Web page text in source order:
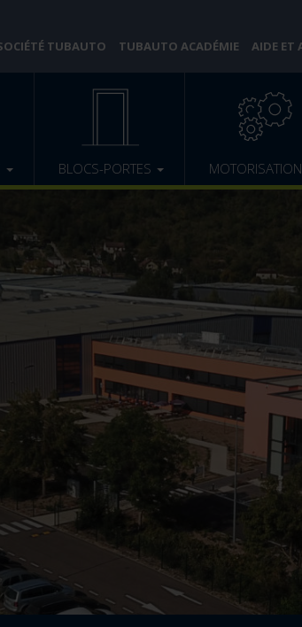
TUBAUTO TUBAUTO ACADÉMIE AIDE ET
BLOCS-PORTES